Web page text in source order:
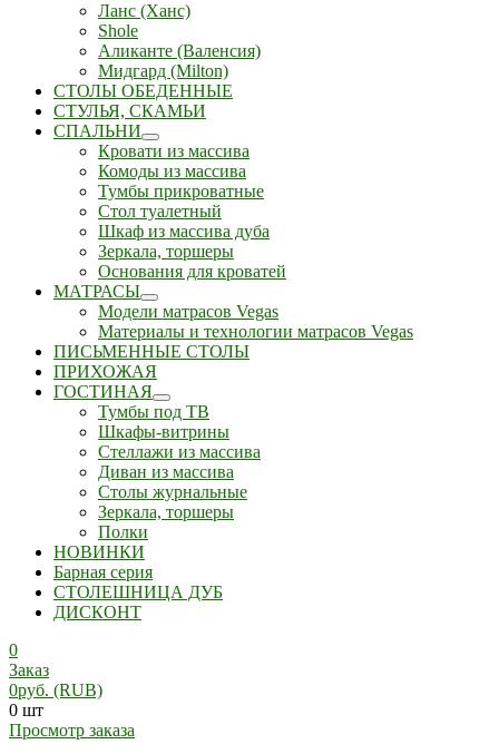
Ланс (Ханс)
Shole
Аликанте (Валенсия)
Мидгард (Milton)
СТОЛЫ ОБЕДЕННЫЕ
СТУЛЬЯ, СКАМЬИ
СПАЛЬНИ
Кровати из массива
Комоды из массива
Тумбы прикроватные
Стол туалетный
Шкаф из массива дуба
Зеркала, торшеры
Основания для кроватей
МАТРАСЫ
Модели матрасов Vegas
Материалы и технологии матрасов Vegas
ПИСЬМЕННЫЕ СТОЛЫ
ПРИХОЖАЯ
ГОСТИНАЯ
Тумбы под ТВ
Шкафы-витрины
Стеллажи из массива
Диван из массива
Столы журнальные
Зеркала, торшеры
Полки
НОВИНКИ
Барная серия
СТОЛЕШНИЦА ДУБ
ДИСКОНТ
0
Заказ
0руб. (RUB)
0 шт
Просмотр заказа